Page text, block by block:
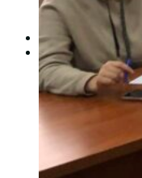
Перелік
Професійні
Майстри
Про формальну,